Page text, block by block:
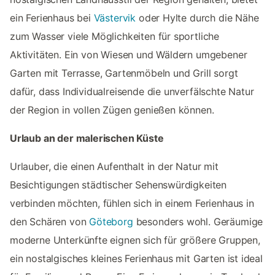
ein Ferienhaus bei Västervik oder Hylte durch die Nähe
zum Wasser viele Möglichkeiten für sportliche
Aktivitäten. Ein von Wiesen und Wäldern umgebener
Garten mit Terrasse, Gartenmöbeln und Grill sorgt
dafür, dass Individualreisende die unverfälschte Natur
der Region in vollen Zügen genießen können.
Urlaub an der malerischen Küste
Urlauber, die einen Aufenthalt in der Natur mit
Besichtigungen städtischer Sehenswürdigkeiten
verbinden möchten, fühlen sich in einem Ferienhaus in
den Schären von Göteborg besonders wohl. Geräumige
moderne Unterkünfte eignen sich für größere Gruppen,
ein nostalgisches kleines Ferienhaus mit Garten ist ideal